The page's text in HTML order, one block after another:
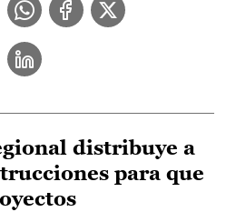
distribuye a
para que